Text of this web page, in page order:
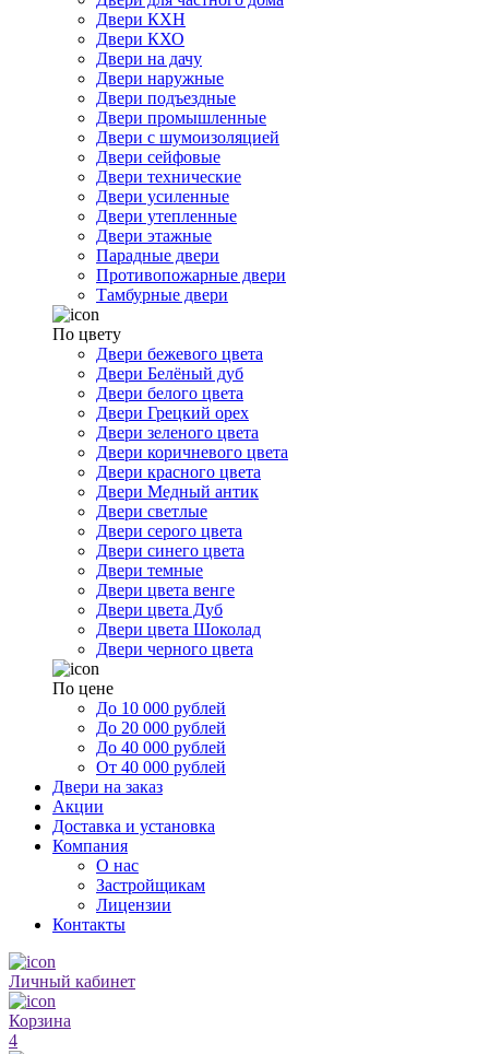
Двери КХН
Двери КХО
Двери на дачу
Двери наружные
Двери подъездные
Двери промышленные
Двери с шумоизоляцией
Двери сейфовые
Двери технические
Двери усиленные
Двери утепленные
Двери этажные
Парадные двери
Противопожарные двери
Тамбурные двери
По цвету
Двери бежевого цвета
Двери Белёный дуб
Двери белого цвета
Двери Грецкий орех
Двери зеленого цвета
Двери коричневого цвета
Двери красного цвета
Двери Медный антик
Двери светлые
Двери серого цвета
Двери синего цвета
Двери темные
Двери цвета венге
Двери цвета Дуб
Двери цвета Шоколад
Двери черного цвета
По цене
До 10 000 рублей
До 20 000 рублей
До 40 000 рублей
От 40 000 рублей
Двери на заказ
Акции
Доставка и установка
Компания
О нас
Застройщикам
Лицензии
Контакты
Личный кабинет
Корзина
4